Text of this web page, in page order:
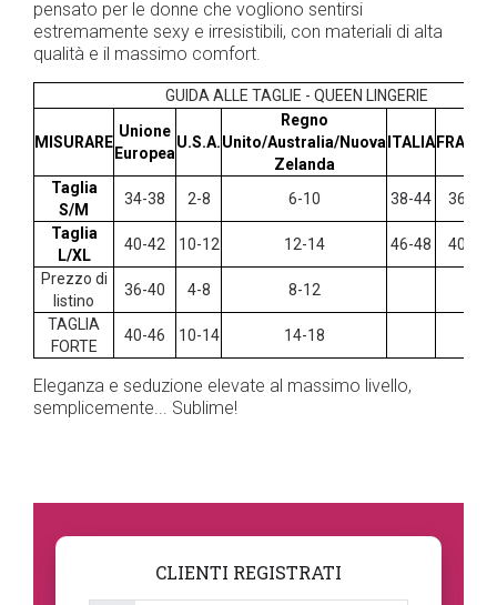
pensato per le donne che vogliono sentirsi
estremamente sexy e irresistibili, con materiali di alta
qualità e il massimo comfort.
GUIDA ALLE TAGLIE - QUEEN LINGERIE
MISURARE
Unione
Europea
U.S.A.
Regno
Unito/Australia/Nuova
Zelanda
ITALIA
Taglia
S/M
34-38 2-8 6-10 38-44
36-38
Taglia
L/XL
40-42 10-12 12-14 46-48
40-42
Prezzo di
listino
36-40 4-8
8-12
TAGLIA
FORTE
40-46 10-14 14-18
Eleganza e seduzione elevate al massimo livello,
semplicemente... Sublime!
CLIENTI REGISTRATI